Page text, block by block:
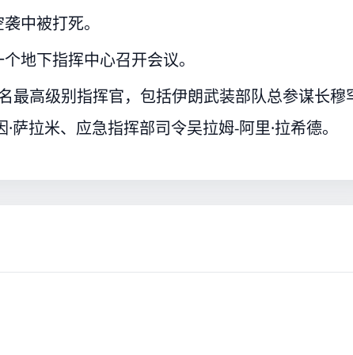
中被打死。
地下指挥中心召开会议。
最高级别指挥官，包括伊朗武装部队总参谋长穆
拉米、应急指挥部司令吴拉姆-阿里·拉希德。